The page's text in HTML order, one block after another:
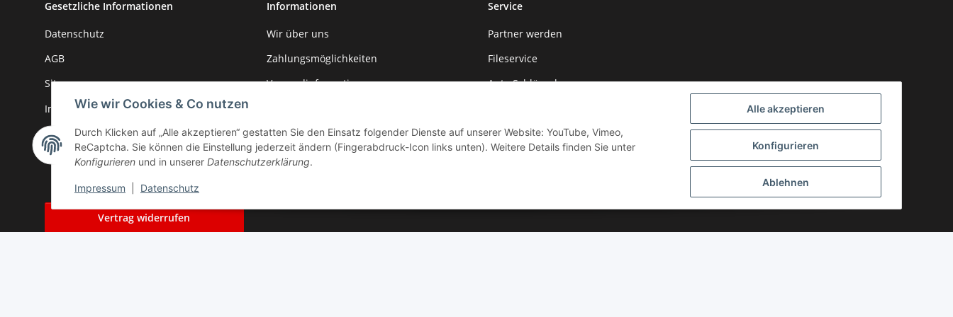
Alle akzeptieren
Konfigurieren
Ablehnen
Wie wir Cookies & Co nutzen
Durch Klicken auf „Alle akzeptieren“ gestatten Sie den Einsatz folgender Dienste auf unserer Website: YouTube, Vimeo,
ReCaptcha. Sie können die Einstellung jederzeit ändern (Fingerabdruck-Icon links unten). Weitere Details finden Sie unter
Konfigurieren und in unserer Datenschutzerklärung.
Impressum Datenschutz
Gesetzliche Informationen
Datenschutz
AGB
Sitemap
Impressum
Batteriegesetzhinweise
Widerrufsrecht
Informationen
Wir über uns
Zahlungsmöglichkeiten
Versandinformationen
Kontakt
Service
Partner werden
Fileservice
Auto Schlüssel
Vertrag widerrufen